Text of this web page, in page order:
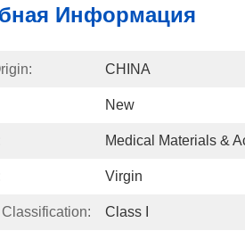
Информация
CHINA
New
Medical Materials &
Virgin
Classification: Class I